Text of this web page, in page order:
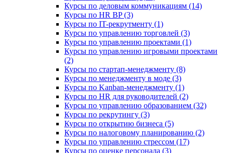
Курсы по деловым коммуникациям (14)
Курсы по HR BP (3)
Курсы по IT-рекрутменту (1)
Курсы по управлению торговлей (3)
Курсы по управлению проектами (1)
Курсы по управлению игровыми проектами
(2)
Курсы по стартап-менеджменту (8)
Курсы по менеджменту в моде (3)
Курсы по Kanban-менеджменту (1)
Курсы по HR для руководителей (2)
Курсы по управлению образованием (32)
Курсы по рекрутингу (3)
Курсы по открытию бизнеса (5)
Курсы по налоговому планированию (2)
Курсы по управлению стрессом (17)
Курсы по оценке персонала (3)